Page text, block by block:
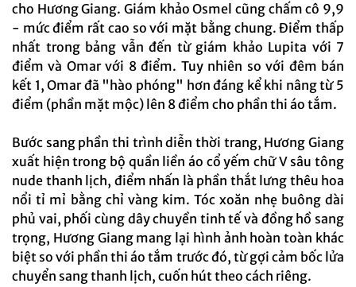
cho Hương Giang. Giám khảo Osmel cũng chấm cô 9,9
- mức điểm rất cao so với mặt bằng chung. Điểm thấp
nhất trong bảng vẫn đến từ giám khảo Lupita với 7
điểm và Omar với 8 điểm. Tuy nhiên so với đêm bán
kết 1, Omar đã "hào phóng" hơn đáng kể khi nâng từ 5
điểm (phần mặt mộc) lên 8 điểm cho phần thi áo tắm.
Bước sang phần thi trình diễn thời trang, Hương Giang
xuất hiện trong bộ quần liền áo cổ yếm chữ V sâu tông
nude thanh lịch, điểm nhấn là phần thắt lưng thêu hoa
nổi tỉ mỉ bằng chỉ vàng kim. Tóc xoăn nhẹ buông dài
phủ vai, phối cùng dây chuyền tinh tế và đồng hồ sang
trọng, Hương Giang mang lại hình ảnh hoàn toàn khác
biệt so với phần thi áo tắm trước đó, từ gợi cảm bốc lửa
chuyển sang thanh lịch, cuốn hút theo cách riêng.